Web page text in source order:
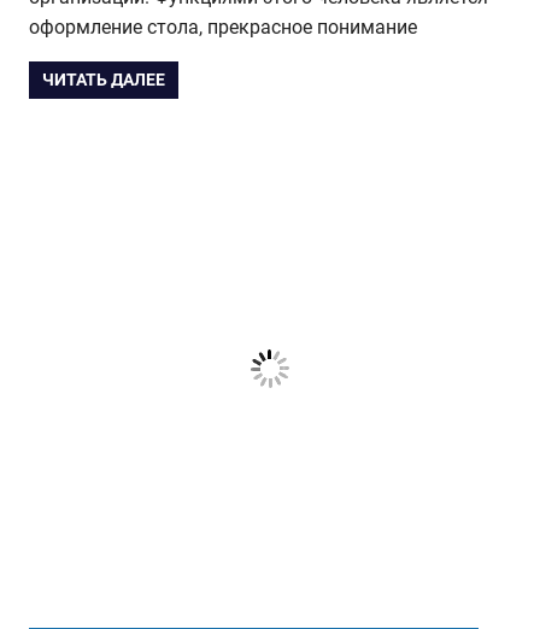
оформление стола, прекрасное понимание
ЧИТАТЬ ДАЛЕЕ